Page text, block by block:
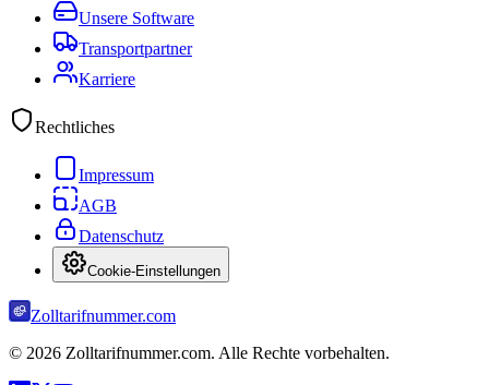
Unsere Software
Transportpartner
Karriere
Rechtliches
Impressum
AGB
Datenschutz
Cookie-Einstellungen
Zolltarifnummer.com
© 2026 Zolltarifnummer.com. Alle Rechte vorbehalten.